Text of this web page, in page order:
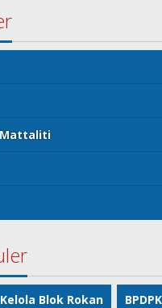
Mattaliti
Blok Rokan